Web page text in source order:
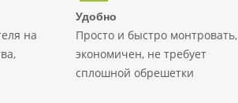
на
Удобно
Просто и быстро монтровать,
экономичен, не требует
сплошной обрешетки